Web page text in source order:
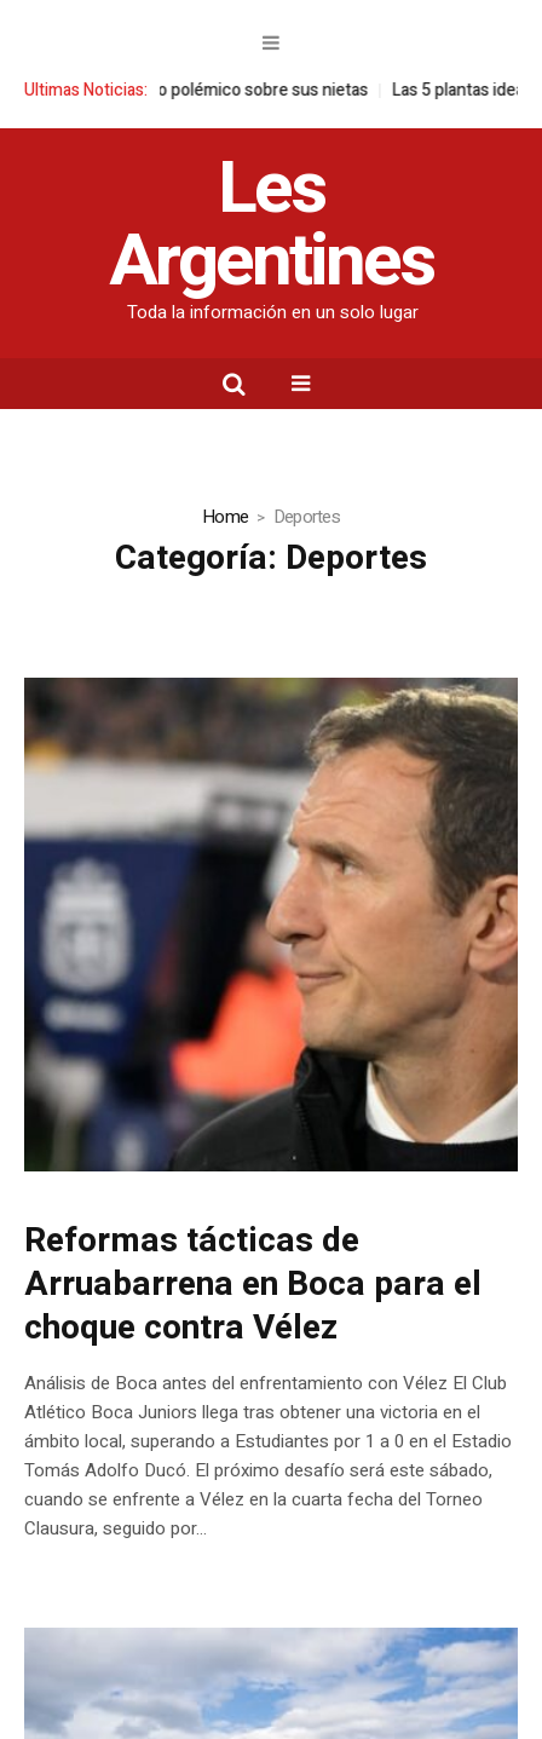
Ultimas Noticias:
video polémico sobre sus nietas Las 5 plantas ideales para cada
Les
Argentines
Toda la información en un solo lugar
Home Deportes
Categoría: Deportes
Reformas tácticas de
Arruabarrena en Boca para el
choque contra Vélez
Análisis de Boca antes del enfrentamiento con Vélez El Club
Atlético Boca Juniors llega tras obtener una victoria en el
ámbito local, superando a Estudiantes por 1 a 0 en el Estadio
Tomás Adolfo Ducó. El próximo desafío será este sábado,
cuando se enfrente a Vélez en la cuarta fecha del Torneo
Clausura, seguido por...